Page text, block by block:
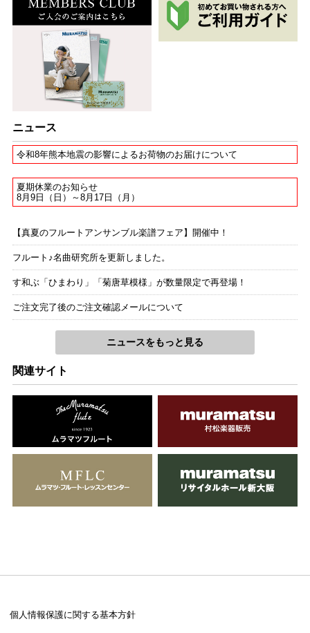
シャミナード
舞曲 OP.30
峰岸壮一
天使のセレナード
Fl.Pf
サン=サーンス
Fl.Pf
峰岸壮一
エルガー
ショパン
子犬のワルツ
小出信也
サン=サーンス
Fl.Hp
ニュース
令和8年熊本地震の影響によるお荷物のお届けについて
夏期休業のお知らせ
8月9日（日）～8月17日（月）
【真夏のフルートアンサンブル楽譜フェア】開催中！
フルート♪名曲研究所を更新しました。
す和ぶ「ひまわり」「菊唐草模様」が数量限定で再登場！
ご注文完了後のご注文確認メールについて
ニュースをもっと見る
関連サイト
個人情報保護に関する基本方針